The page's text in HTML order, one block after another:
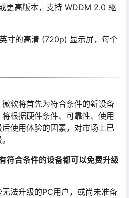
更高版本，支持 WDDM 2.0 驱
寸的高清 (720p) 显示屏，每个
软将首先为符合条件的新设备
根据硬件条件、可靠性、使用
使用体验的因素，对市场上已
符合条件的设备都可以免费升级
法升级的PC用户，或尚未准备